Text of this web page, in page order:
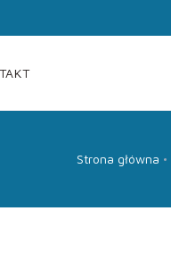
Strona główna